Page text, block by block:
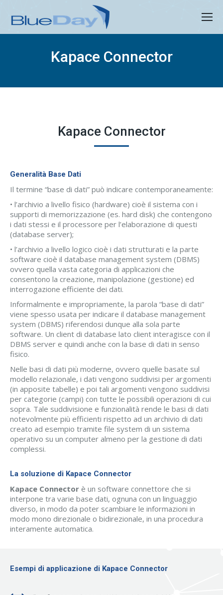
Kapace Connector
Kapace Connector
Generalità Base Dati
Il termine “base di dati” può indicare contemporaneamente:
• l’archivio a livello fisico (hardware) cioè il sistema con i
supporti di memorizzazione (es. hard disk) che contengono
i dati stessi e il processore per l’elaborazione di questi
(database server);
• l’archivio a livello logico cioè i dati strutturati e la parte
software cioè il database management system (DBMS)
ovvero quella vasta categoria di applicazioni che
consentono la creazione, manipolazione (gestione) ed
interrogazione efficiente dei dati.
Informalmente e impropriamente, la parola “base di dati”
viene spesso usata per indicare il database management
system (DBMS) riferendosi dunque alla sola parte
software. Un client di database lato client interagisce con il
DBMS server e quindi anche con la base di dati in senso
fisico.
Nelle basi di dati più moderne, ovvero quelle basate sul
modello relazionale, i dati vengono suddivisi per argomenti
(in apposite tabelle) e poi tali argomenti vengono suddivisi
per categorie (campi) con tutte le possibili operazioni di cui
sopra. Tale suddivisione e funzionalità rende le basi di dati
notevolmente più efficienti rispetto ad un archivio di dati
creato ad esempio tramite file system di un sistema
operativo su un computer almeno per la gestione di dati
complessi.
La soluzione di Kapace Connector
Kapace Connector è un software connettore che si
interpone tra varie base dati, ognuna con un linguaggio
diverso, in modo da poter scambiare le informazioni in
modo mono direzionale o bidirezionale, in una procedura
interamente automatica.
Esempi di applicazione di Kapace Connector